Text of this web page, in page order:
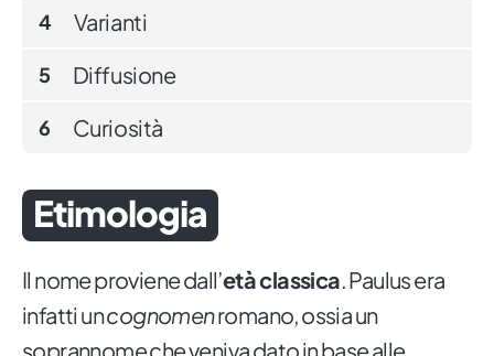
4 Varianti
5 Diffusione
6 Curiosità
Etimologia
Il nome proviene dall’età classica. Paulus era
infatti uncognomenromano, ossia un
soprannome che veniva dato in base alle